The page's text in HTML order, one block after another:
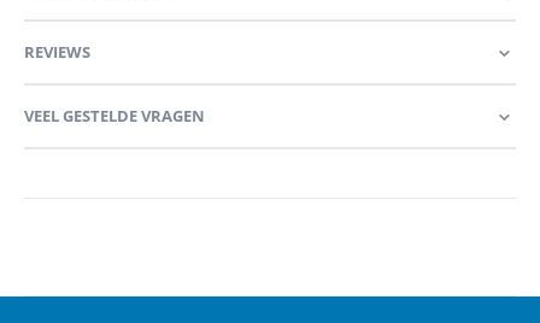
REVIEWS
VEEL GESTELDE VRAGEN